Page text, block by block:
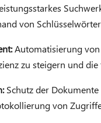
von
Automatisierung von
zu steigern und
Schutz der Dokumente
von